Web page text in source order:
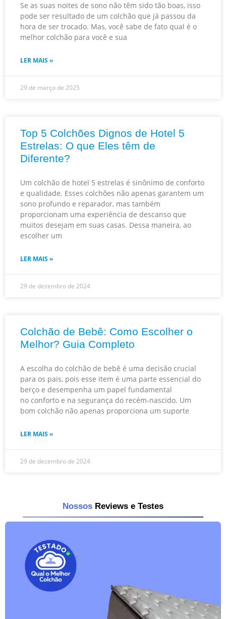
Se as suas noites de sono não têm sido tão boas, isso
pode ser resultado de um colchão que já passou da
hora de ser trocado. Mas, você sabe de fato qual é o
melhor colchão para você e sua
LER MAIS »
29 de março de 2025
Top 5 Colchões Dignos de Hotel 5
Estrelas: O que Eles têm de
Diferente?
Um colchão de hotel 5 estrelas é sinônimo de conforto
e qualidade. Esses colchões não apenas garantem um
sono profundo e reparador, mas também
proporcionam uma experiência de descanso que
muitos desejam em suas casas. Dessa maneira, ao
escolher um
LER MAIS »
29 de dezembro de 2024
Colchão de Bebê: Como Escolher o
Melhor? Guia Completo
A escolha do colchão de bebê é uma decisão crucial
para os pais, pois esse item é uma parte essencial do
berço e desempenha um papel fundamental
no conforto e na segurança do recém-nascido. Um
bom colchão não apenas proporciona um suporte
LER MAIS »
29 de dezembro de 2024
Nossos Reviews e Testes